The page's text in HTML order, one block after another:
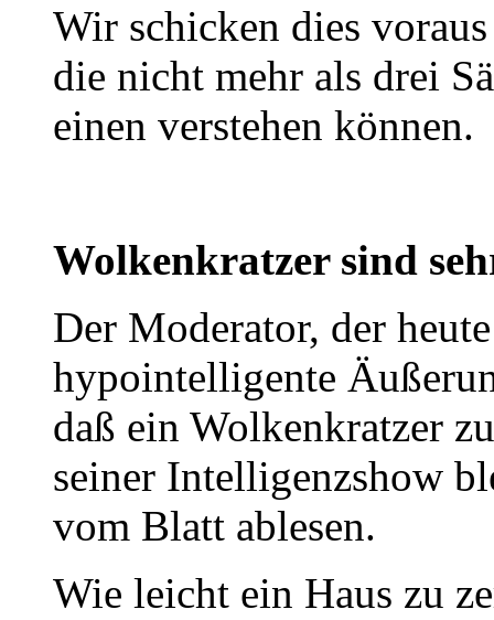
Wir schicken dies
die nicht mehr als drei
einen verstehen können.
Wolkenkratzer sind
Der Moderator, der
hypointelligente
daß ein Wolkenkratzer
seiner Intelligenzshow
vom Blatt ablesen.
Wie leicht ein Haus zu